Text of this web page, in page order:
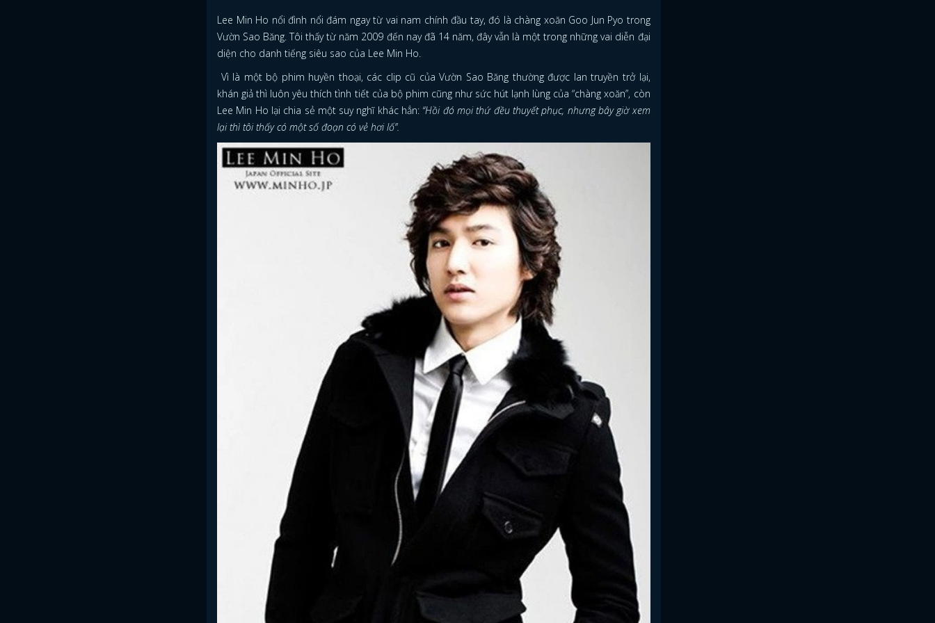
Lee Min Ho nổi đình nổi đám ngay từ vai nam chính đầu tay, đó là chàng xoăn Goo Jun Pyo trong
Vườn Sao Băng. Tôi thấy từ năm 2009 đến nay đã 14 năm, đây vẫn là một trong những vai diễn đại
diện cho danh tiếng siêu sao của Lee Min Ho.
Vì là một bộ phim huyền thoại, các clip cũ của Vườn Sao Băng thường được lan truyền trở lại,
khán giả thì luôn yêu thích tình tiết của bộ phim cũng như sức hút lạnh lùng của “chàng xoăn”, còn
Lee Min Ho lại chia sẻ một suy nghĩ khác hẳn: “Hồi đó mọi thứ đều thuyết phục, nhưng bây giờ xem
lại thì tôi thấy có một số đoạn có vẻ hơi lố”.